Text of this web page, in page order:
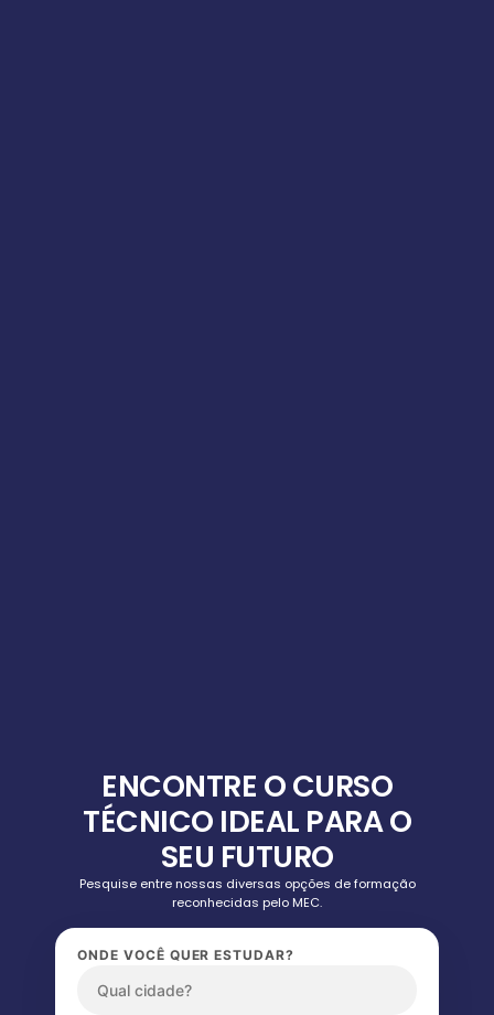
ENCONTRE O CURSO
TÉCNICO IDEAL PARA O
SEU FUTURO
Pesquise entre nossas diversas opções de formação
reconhecidas pelo MEC.
ONDE VOCÊ QUER ESTUDAR?